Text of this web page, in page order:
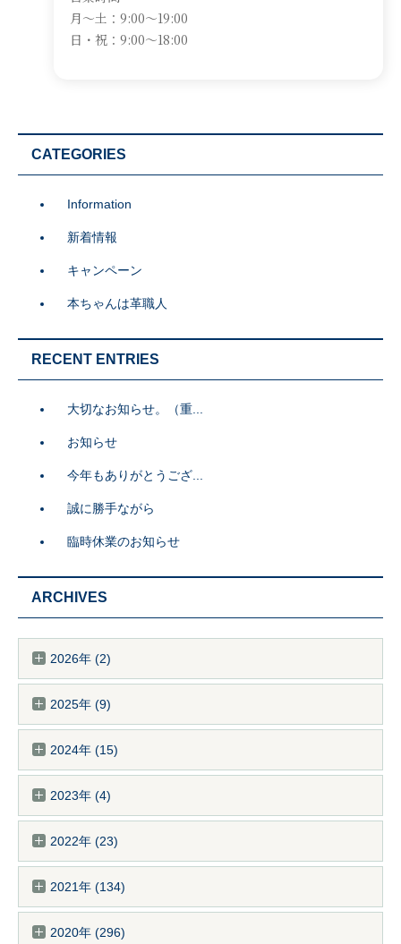
月～土：9:00～19:00
日・祝：9:00～18:00
CATEGORIES
Information
新着情報
キャンペーン
本ちゃんは革職人
RECENT ENTRIES
大切なお知らせ。（重...
お知らせ
今年もありがとうござ...
誠に勝手ながら
臨時休業のお知らせ
ARCHIVES
2026年 (2)
2025年 (9)
2024年 (15)
2023年 (4)
2022年 (23)
2021年 (134)
2020年 (296)